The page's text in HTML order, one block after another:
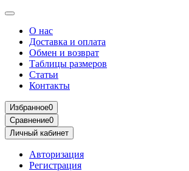
О нас
Доставка и оплата
Обмен и возврат
Таблицы размеров
Статьи
Контакты
Избранное0
Сравнение0
Личный кабинет
Авторизация
Регистрация